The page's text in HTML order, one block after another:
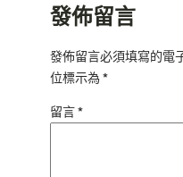
發佈留言
發佈留言必須填寫的電
位標示為*
留言*